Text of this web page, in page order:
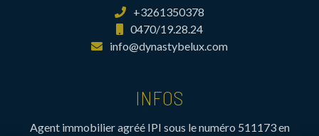
+3261350378
0470/19.28.24
info@dynastybelux.com
INFOS
Agent immobilier agréé IPI sous le numéro 511173 en